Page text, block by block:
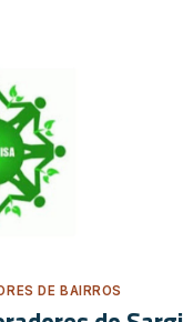
DE BAIRROS